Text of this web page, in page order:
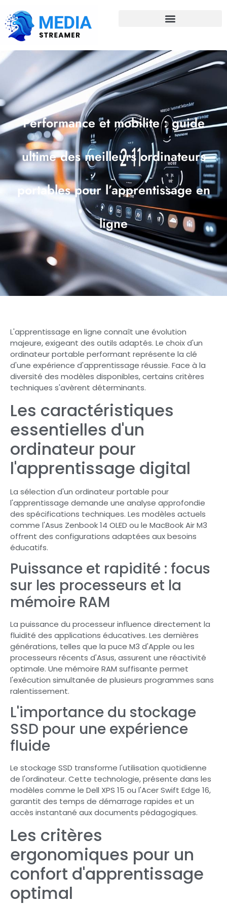
Performance et mobilite : guide
ultime des meilleurs ordinateurs
portables pour l’apprentissage en
ligne
L'apprentissage en ligne connaît une évolution
majeure, exigeant des outils adaptés. Le choix d'un
ordinateur portable performant représente la clé
d'une expérience d'apprentissage réussie. Face à la
diversité des modèles disponibles, certains critères
techniques s'avèrent déterminants.
Les caractéristiques
essentielles d'un
ordinateur pour
l'apprentissage digital
La sélection d'un ordinateur portable pour
l'apprentissage demande une analyse approfondie
des spécifications techniques. Les modèles actuels
comme l'Asus Zenbook 14 OLED ou le MacBook Air M3
offrent des configurations adaptées aux besoins
éducatifs.
Puissance et rapidité : focus
sur les processeurs et la
mémoire RAM
La puissance du processeur influence directement la
fluidité des applications éducatives. Les dernières
générations, telles que la puce M3 d'Apple ou les
processeurs récents d'Asus, assurent une réactivité
optimale. Une mémoire RAM suffisante permet
l'exécution simultanée de plusieurs programmes sans
ralentissement.
L'importance du stockage
SSD pour une expérience
fluide
Le stockage SSD transforme l'utilisation quotidienne
de l'ordinateur. Cette technologie, présente dans les
modèles comme le Dell XPS 15 ou l'Acer Swift Edge 16,
garantit des temps de démarrage rapides et un
accès instantané aux documents pédagogiques.
Les critères
ergonomiques pour un
confort d'apprentissage
optimal